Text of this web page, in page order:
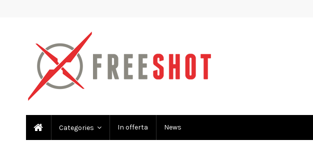
Categories In offerta News